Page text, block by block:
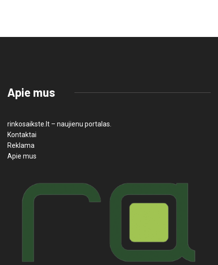
Apie mus
rinkosaikste.lt – naujienu portalas.
Kontaktai
Reklama
Apie mus